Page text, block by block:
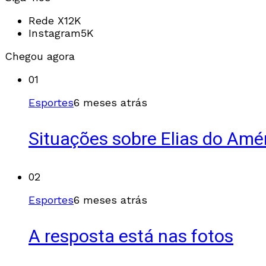
Rede X12K
Instagram5K
Chegou agora
01
Esportes6 meses atrás
Situações sobre Elias do
02
Esportes6 meses atrás
A resposta está nas fotos